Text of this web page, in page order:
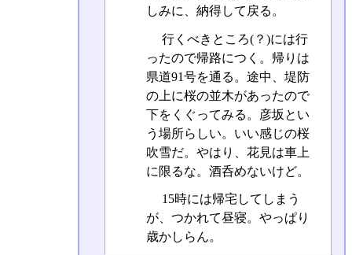
しみに、納得して戻る。
行くべきところ(？)には行
ったので帰路につく。帰りは
県道91号を通る。途中、堤防
の上に桜の並木があったので
下をくぐってみる。彦坂とい
う場所らしい。いい感じの桜
吹雪だ。やはり、花見は車上
に限るな。酒呑めないけど。
15時には帰宅してしまう
が、つかれて昼寝。やっぱり
歳かしらん。